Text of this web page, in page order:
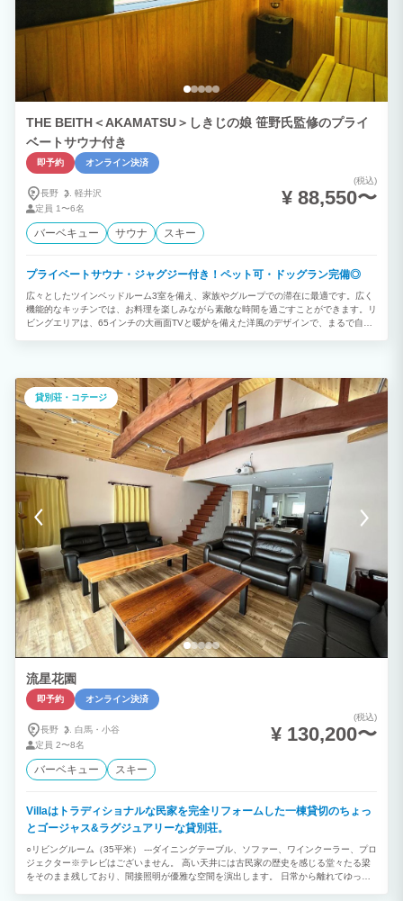
THE BEITH＜AKAMATSU＞しきじの娘 笹野氏監修のプライ
ベートサウナ付き
即予約 オンライン決済
長野
軽井沢
定員 1〜6名
(税込)
¥ 88,550〜
バーベキュー サウナ スキー
プライベートサウナ・ジャグジー付き！ペット可・ドッグラン完備◎
広々としたツインベッドルーム3室を備え、家族やグループでの滞在に最適です。広く
機能的なキッチンでは、お料理を楽しみながら素敵な時間を過ごすことができます。リ
ビングエリアは、65インチの大画面TVと暖炉を備えた洋風のデザインで、まるで自宅
貸別荘・コテージ
流星花園
即予約 オンライン決済
長野 白馬・ 小谷
定員 2〜8名
(税込)
¥ 130,200〜
バーベキュー スキー
Villaはトラディショナルな民家を完全リフォームした一棟貸切のちょっ
とゴージャス&ラグジュアリーな貸別荘。
○リビングルーム（35平米） ---ダイニングテーブル、ソファー、ワインクーラー、プロ
ジェクター※テレビはございません。 高い天井には古民家の歴史を感じる堂々たる梁
をそのまま残しており、間接照明が優雅な空間を演出します。 日常から離れてゆっく